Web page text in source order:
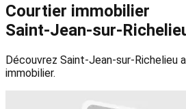
Courtier immobilier
Saint-Jean-sur-
Découvrez Saint-Jean-sur-Richelieu
immobilier.